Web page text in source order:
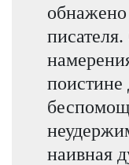
поистине
наивная